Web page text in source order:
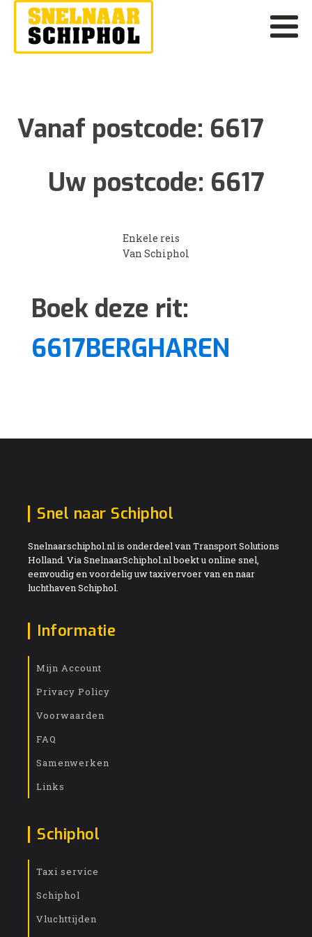
Vanaf postcode: 6617
Uw postcode: 6617
Enkele reis
Van Schiphol
Boek deze rit:
6617BERGHAREN
Snel naar Schiphol
Snelnaarschiphol.nl is onderdeel van Transport Solutions
Holland. Via SnelnaarSchiphol.nl boekt u online snel,
eenvoudig en voordelig uw taxivervoer van en naar
luchthaven Schiphol.
Informatie
Mijn Account
Privacy Policy
Voorwaarden
FAQ
Samenwerken
Links
Schiphol
Taxi service
Schiphol
Vluchttijden